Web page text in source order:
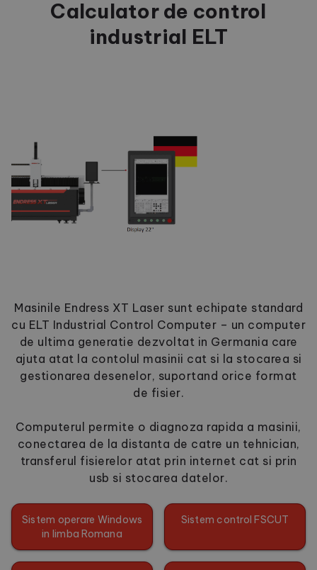
Calculator de control
industrial ELT
Masinile Endress XT Laser sunt echipate standard
cu ELT Industrial Control Computer – un computer
de ultima generatie dezvoltat in Germania care
ajuta atat la contolul masinii cat si la stocarea si
gestionarea desenelor, suportand orice format
de fisier.
Computerul permite o diagnoza rapida a masinii,
conectarea de la distanta de catre un tehnician,
transferul fisierelor atat prin internet cat si prin
usb si stocarea datelor.
Sistem operare Windows
in limba Romana
Sistem control FSCUT